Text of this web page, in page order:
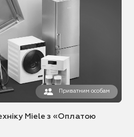
Приватним особам
Miele з «Оплатою